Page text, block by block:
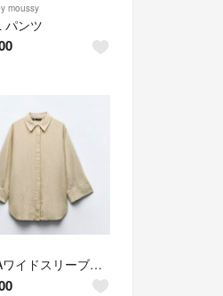
moussy
パンツ
ZARAワイドスリーブリネンブレントシャツ